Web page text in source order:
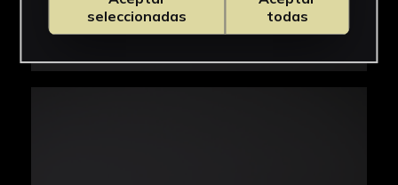
tenía una etiqueta con el número 9, cuya foto
asociados a la presente pieza.
seleccionadas
todas